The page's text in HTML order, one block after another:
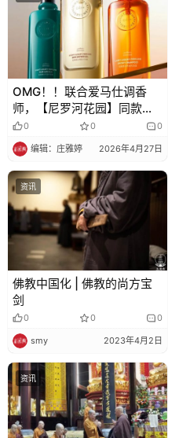
OMG！！联合爱马仕调香
师，【尼罗河花园】同款
香，迪拜酒店专用洗护套装
只要49！高级中性香，心动
狙击！
0 0 0
编辑：庄雅婷 2026年4月27日
资讯
佛教中国化 | 佛教的尚方宝
剑
0 0 0
smy 2023年4月2日
资讯